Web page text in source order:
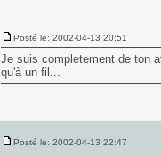
Posté le: 2002-04-13 20:51
Je suis completement de ton
qu'à un fil...
Posté le: 2002-04-13 22:47